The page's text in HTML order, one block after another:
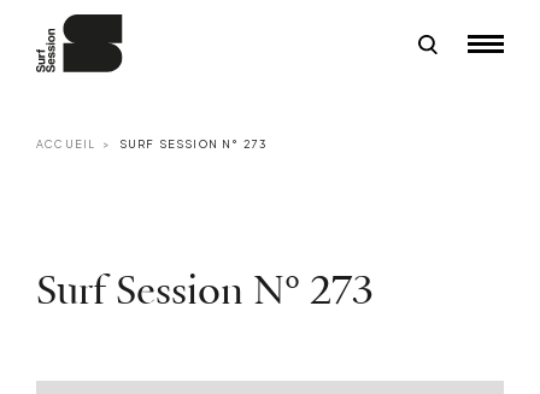
ACCUEIL SURF SESSION N° 273
Surf Session N° 273